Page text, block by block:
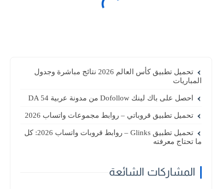
تحميل تطبيق كأس العالم 2026 نتائج مباشرة وجدول
المباريات
احصل على باك لينك Dofollow من مدونة عربية DA 54
تحميل تطبيق قروباتي – روابط مجموعات واتساب 2026
تحميل تطبيق Glinks – روابط قروبات واتساب 2026: كل
ما تحتاج معرفته
المشاركات الشائعة